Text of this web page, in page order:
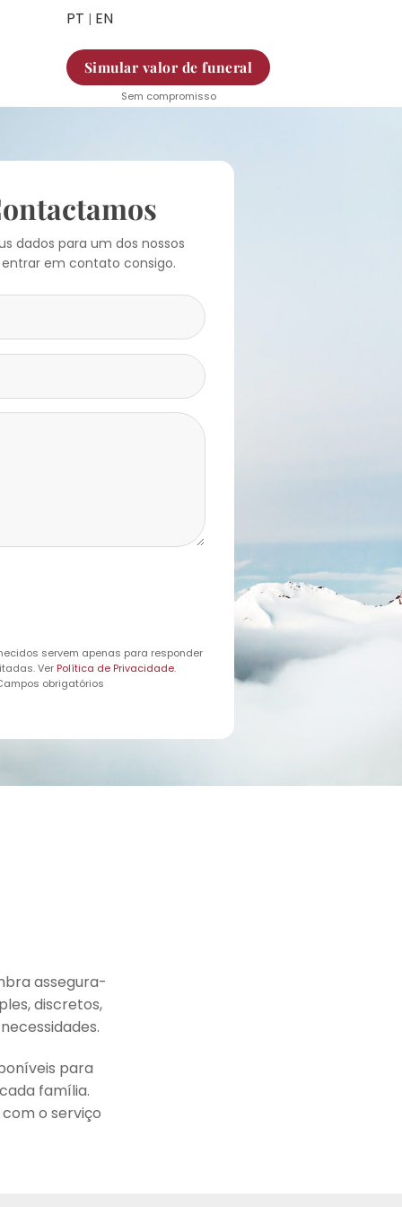
PT EN
Simular valor de funeral
Sem compromisso
dados para um dos nossos
em contato consigo.
servem apenas para responder
Ver Política de Privacidade.
obrigatórios
assegura-
discretos,
para
família.
o serviço